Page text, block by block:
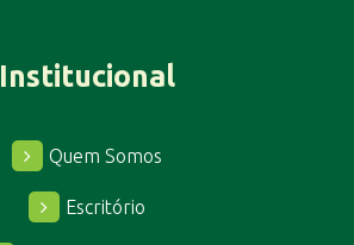
Institucional
Quem Somos
Escritório